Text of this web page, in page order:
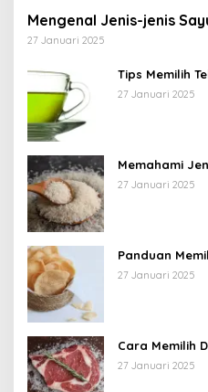
Mengenal Jenis-jenis
27 Januari 2025
Tips Memilih
27 Januari 2025
Memahami
27 Januari 2025
Panduan
27 Januari 2025
Cara Memilih
27 Januari 2025